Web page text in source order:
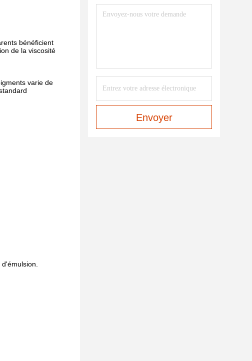
bénéficient
de la viscosité
varie de
Envoyer